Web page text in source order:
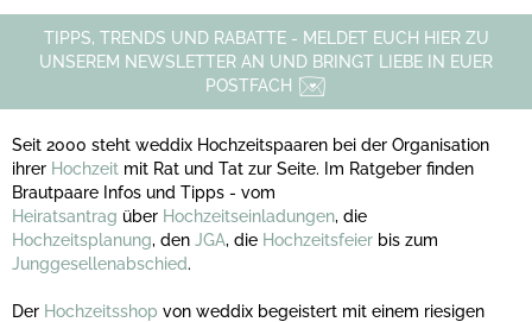
TIPPS, TRENDS UND RABATTE - MELDET EUCH HIER ZU
UNSEREM NEWSLETTER AN UND BRINGT LIEBE IN EUER
POSTFACH
Seit 2000 steht weddix Hochzeitspaaren bei der Organisation
ihrer Hochzeit mit Rat und Tat zur Seite. Im Ratgeber finden
Brautpaare Infos und Tipps - vom
Heiratsantrag über Hochzeitseinladungen, die
Hochzeitsplanung, den JGA, die Hochzeitsfeier bis zum
Junggesellenabschied.
Der Hochzeitsshop von weddix begeistert mit einem riesigen